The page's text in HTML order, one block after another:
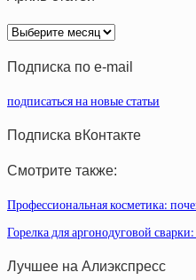
Архив
статей
Подписка по e-mail
подписаться на новые статьи
Подписка вКонтакте
Смотрите также:
Профессиональная косметика:
Горелка для аргонодуговой
Лучшее на Алиэкспресс